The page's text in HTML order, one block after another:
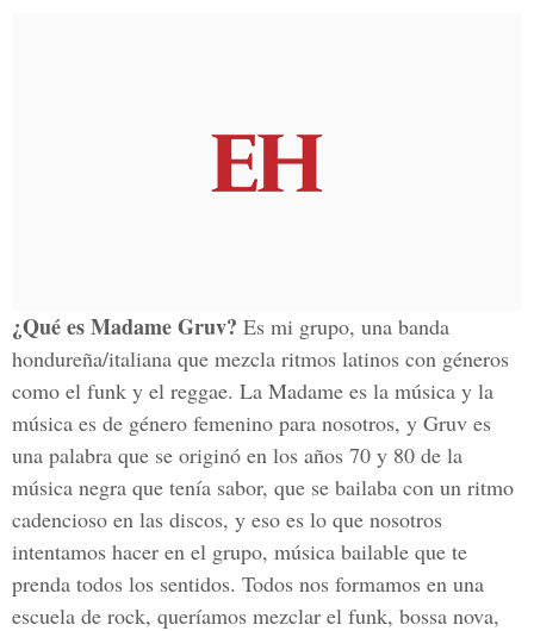
¿Qué es Madame Gruv? Es mi grupo, una banda
hondureña/italiana que mezcla ritmos latinos con géneros
como el funk y el reggae. La Madame es la música y la
música es de género femenino para nosotros, y Gruv es
una palabra que se originó en los años 70 y 80 de la
música negra que tenía sabor, que se bailaba con un ritmo
cadencioso en las discos, y eso es lo que nosotros
intentamos hacer en el grupo, música bailable que te
prenda todos los sentidos. Todos nos formamos en una
escuela de rock, queríamos mezclar el funk, bossa nova,